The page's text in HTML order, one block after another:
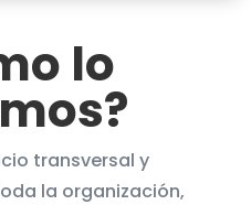
lo
transversal y
la organización,